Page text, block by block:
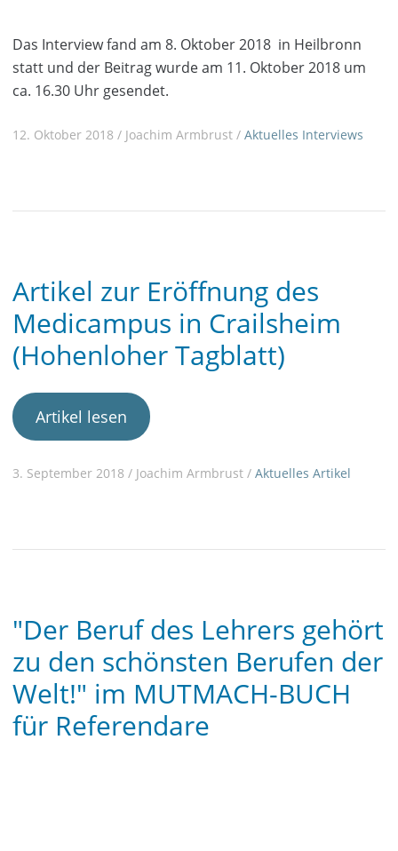
Das Interview fand am 8. Oktober 2018 in Heilbronn
statt und der Beitrag wurde am 11. Oktober 2018 um
ca. 16.30 Uhr gesendet.
12. Oktober 2018 / Joachim Armbrust / Aktuelles Interviews
Artikel zur Eröffnung des
Medicampus in Crailsheim
(Hohenloher Tagblatt)
Artikel lesen
3. September 2018 / Joachim Armbrust / Aktuelles Artikel
"Der Beruf des Lehrers gehört
zu den schönsten Berufen der
Welt!" im MUTMACH-BUCH
für Referendare